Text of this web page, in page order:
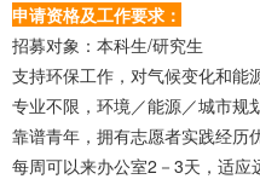
申请资格及工作要求：
招募对象：本科生/研究生
支持环保工作，对气候变化和能
专业不限，环境／能源／城市规
靠谱青年，拥有志愿者实践经历
每周可以来办公室2－3天，适应